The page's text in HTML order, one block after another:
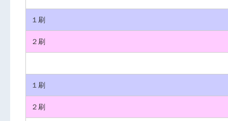
１刷
２刷
１刷
２刷